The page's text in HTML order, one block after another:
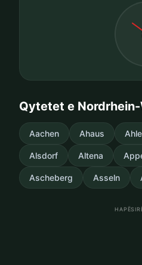
Qytetet e
Aachen Ahaus
Alsdorf Altena
Ascheberg Asseln